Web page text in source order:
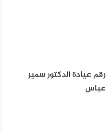
رقم عيادة الدكتور سمير
عباس